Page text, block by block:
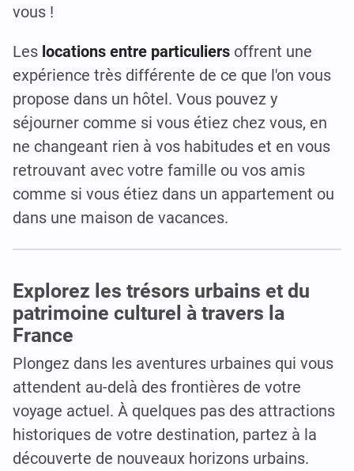
vous !
Les locations entre particuliers offrent une
expérience très différente de ce que l'on vous
propose dans un hôtel. Vous pouvez y
séjourner comme si vous étiez chez vous, en
ne changeant rien à vos habitudes et en vous
retrouvant avec votre famille ou vos amis
comme si vous étiez dans un appartement ou
dans une maison de vacances.
Explorez les trésors urbains et du
patrimoine culturel à travers la
France
Plongez dans les aventures urbaines qui vous
attendent au-delà des frontières de votre
voyage actuel. À quelques pas des attractions
historiques de votre destination, partez à la
découverte de nouveaux horizons urbains.